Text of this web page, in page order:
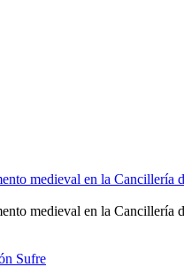
medieval en la Cancillería
medieval en la Cancillería
Sufre